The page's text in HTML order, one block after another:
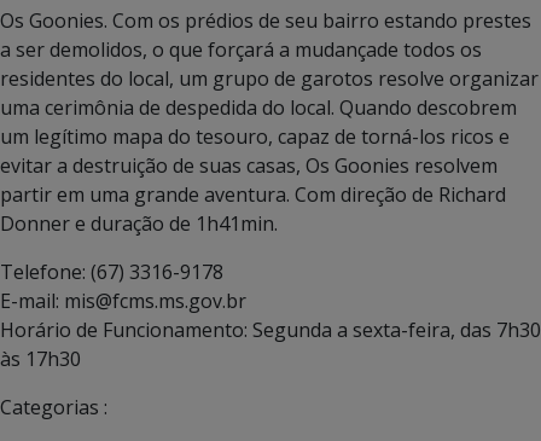
Os Goonies. Com os prédios de seu bairro estando prestes
a ser demolidos, o que forçará a mudançade todos os
residentes do local, um grupo de garotos resolve organizar
uma cerimônia de despedida do local. Quando descobrem
um legítimo mapa do tesouro, capaz de torná-los ricos e
evitar a destruição de suas casas, Os Goonies resolvem
partir em uma grande aventura. Com direção de Richard
Donner e duração de 1h41min.
Telefone: (67) 3316-9178
E-mail: mis@fcms.ms.gov.br
Horário de Funcionamento: Segunda a sexta-feira, das 7h30
às 17h30
Categorias :